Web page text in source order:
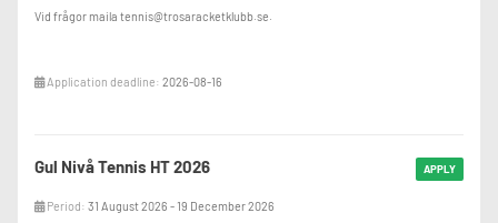
Vid frågor maila tennis@trosaracketklubb.se.
Application deadline: 2026-08-16
APPLY
Gul Nivå Tennis HT 2026
Period: 31 August 2026 - 19 December 2026